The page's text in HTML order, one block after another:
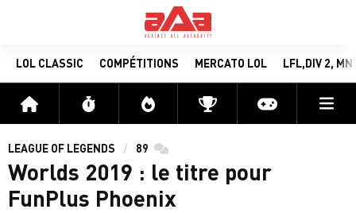
LOL CLASSIC COMPÉTITIONS MERCATO LOL LFL,DIV 2,
Accueil Flux Directs CompétitionsActu jeux
LEAGUE OF LEGENDS 89 commentaires
Worlds 2019 : le titre pour
FunPlus Phoenix